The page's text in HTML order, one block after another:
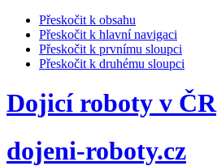
Přeskočit k obsahu
Přeskočit k hlavní navigaci
Přeskočit k prvnímu sloupci
Přeskočit k druhému sloupci
Dojicí roboty v ČR
dojeni-roboty.cz